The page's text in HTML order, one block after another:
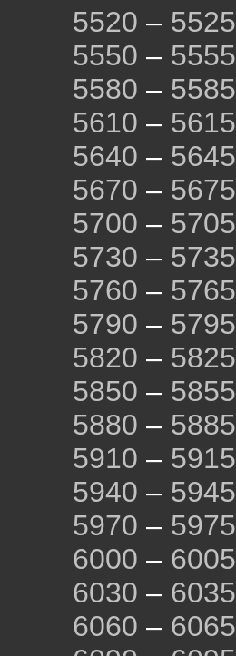
5520 – 5525
5550 – 5555
5580 – 5585
5610 – 5615
5640 – 5645
5670 – 5675
5700 – 5705
5730 – 5735
5760 – 5765
5790 – 5795
5820 – 5825
5850 – 5855
5880 – 5885
5910 – 5915
5940 – 5945
5970 – 5975
6000 – 6005
6030 – 6035
6060 – 6065